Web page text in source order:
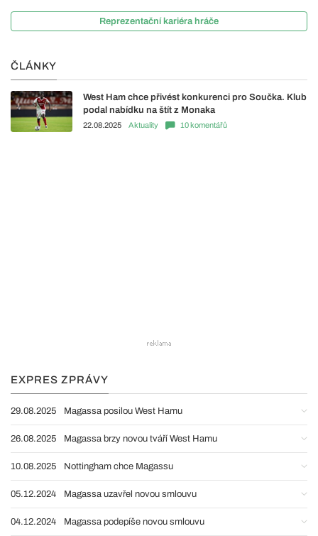
Reprezentační kariéra hráče
ČLÁNKY
West Ham chce přivést konkurenci pro Součka. Klub
podal nabídku na štít z Monaka
22.08.2025 Aktuality 10 komentářů
EXPRES ZPRÁVY
29.08.2025 Magassa posilou West Hamu
26.08.2025 Magassa brzy novou tváří West Hamu
10.08.2025 Nottingham chce Magassu
05.12.2024 Magassa uzavřel novou smlouvu
04.12.2024 Magassa podepíše novou smlouvu